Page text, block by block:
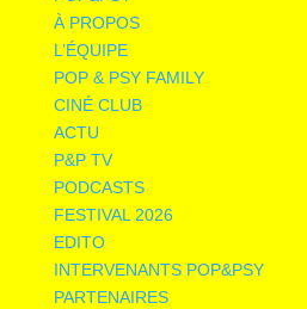
À PROPOS
L’ÉQUIPE
POP & PSY FAMILY
CINÉ CLUB
ACTU
P&P TV
PODCASTS
FESTIVAL 2026
EDITO
INTERVENANTS POP&PSY
PARTENAIRES